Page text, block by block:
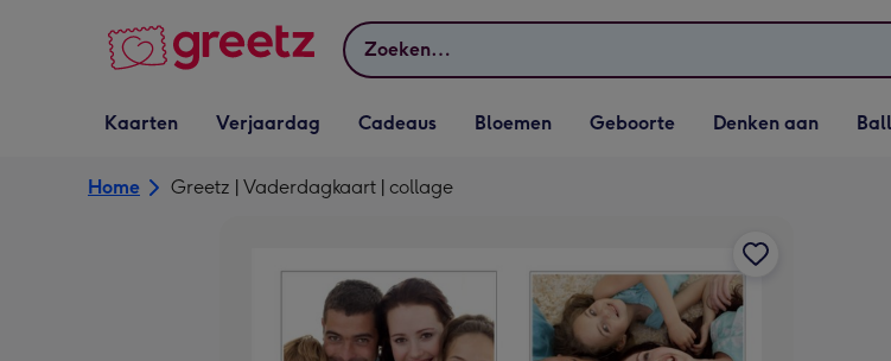
Zoeken
Vervolgkeuzelijst
Kaarten openen
Kaarten
Vervolgkeuzelijst
Verjaardag openen
Verjaardag
Vervolgkeuzelijst
Cadeaus openen
Cadeaus
Vervolgkeuzelijst
Bloemen openen
Bloemen
Vervolgkeuzelijst
Geboorte openen
Geboorte
Vervolgkeuzelijst
Denken aan openen
Denken aan
Home Greetz | Vaderdagkaart | collage